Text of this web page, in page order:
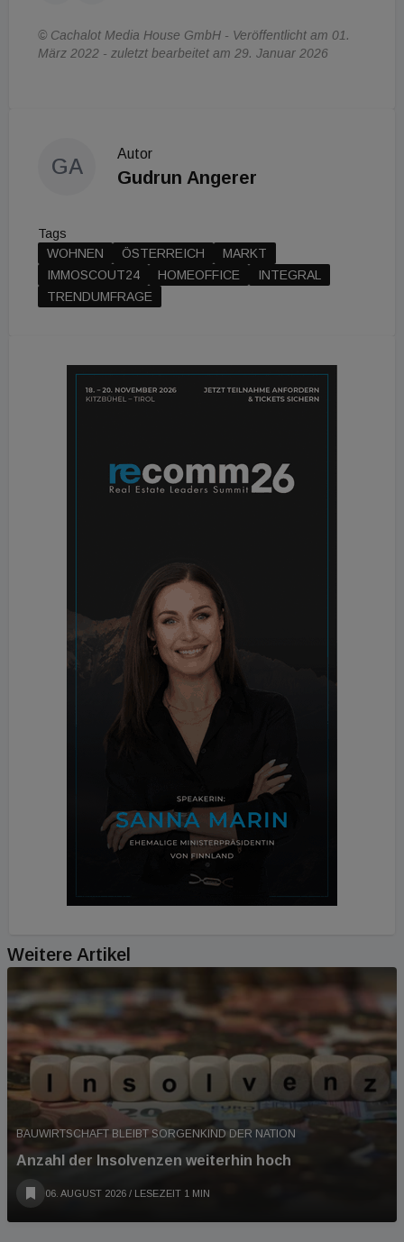
© Cachalot Media House GmbH - Veröffentlicht am 01.
März 2022 - zuletzt bearbeitet am 29. Januar 2026
GA
Autor
Gudrun Angerer
Tags
WOHNEN
ÖSTERREICH
MARKT
IMMOSCOUT24
HOMEOFFICE
INTEGRAL
TRENDUMFRAGE
Weitere Artikel
BAUWIRTSCHAFT BLEIBT SORGENKIND DER NATION
Anzahl der Insolvenzen weiterhin hoch
06. AUGUST 2026 / LESEZEIT 1 MIN